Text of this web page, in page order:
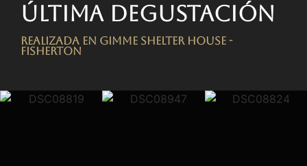
Última degustación
Realizada en Gimme Shelter House -
FISHERTON